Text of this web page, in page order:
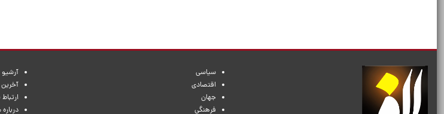
سیاسی
اقتصادی
جهان
فرهنگی
آرشیو
آخرین
ارتباط
درباره